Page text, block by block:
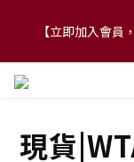
【FLASH
【立即加入會員
【
現貨